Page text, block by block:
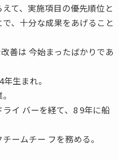
て、実施項目の優先順位と
、十分な成果をあげること
善は 今始まったばかりであ
生まれ。
イ バーを経て、8 9年に船
ームチー フを務める。